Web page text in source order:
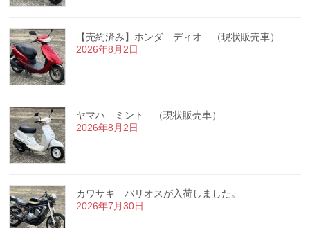
【売約済み】ホンダ ディオ （現状販売車）
2026年8月2日
ヤマハ ミント （現状販売車）
2026年8月2日
カワサキ バリオスが入荷しました。
2026年7月30日